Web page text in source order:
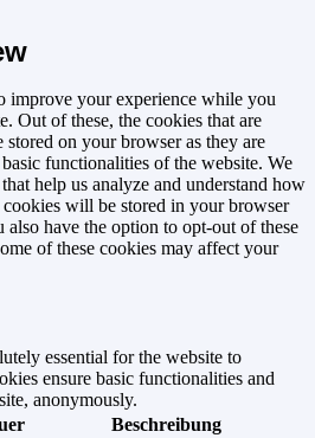
improve your experience while you
Out of these, the cookies that are
stored on your browser as they are
functionalities of the website. We
help us analyze and understand how
will be stored in your browser
have the option to opt-out of these
of these cookies may affect your
essential for the website to
ensure basic functionalities and
anonymously.
Beschreibung